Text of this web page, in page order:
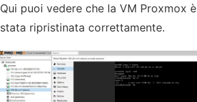
Qui puoi vedere che la VM Proxmox è
stata ripristinata correttamente.